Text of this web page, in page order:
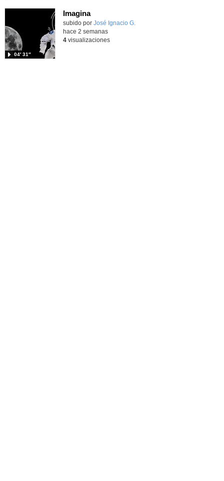
Imagina
Contenido educativo.
subido por José Ignacio G.
04′ 31″
hace 2 semanas
4visualizaciones